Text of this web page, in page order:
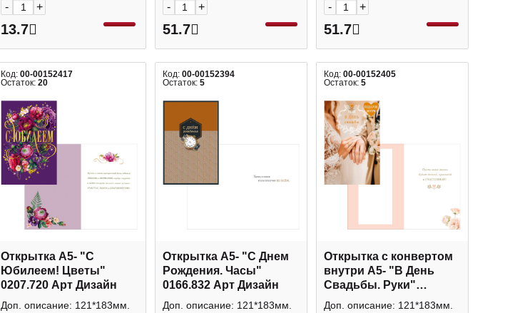
- +
13.7
- +
51.7
- +
51.7
Код:00-00152417
Остаток:20
Открытка А5- "С
Юбилеем! Цветы"
0207.720 Арт Дизайн
Доп. описание: 121*183мм.
Код: 00-00152394
Остаток: 5
Открытка А5- "С Днем
Рождения. Часы"
0166.832 Арт Дизайн
Доп. описание: 121*183мм.
Код: 00-00152405
Остаток: 5
Открытка с конвертом
внутри А5- "В День
Свадьбы. Руки"
0200.521 Арт Дизайн
Доп. описание: 121*183мм.